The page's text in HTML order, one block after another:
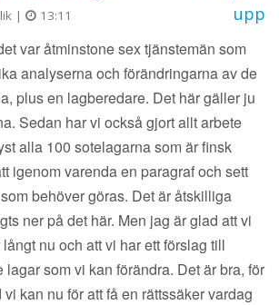
| 13:11
upp
var åtminstone sex tjänstemän som
analyserna och förändringarna av de
plus en lagberedare. Det här gäller ju
Sedan har vi också gjort allt arbete
alla 100 sotelagarna som är finsk
igenom varenda en paragraf och sett
behöver göras. Det är åtskilliga
ner på det här. Men jag är glad att vi
nu och att vi har ett förslag till
lagar som vi kan förändra. Det är bra, för
kan nu för att få en rättssäker vardag